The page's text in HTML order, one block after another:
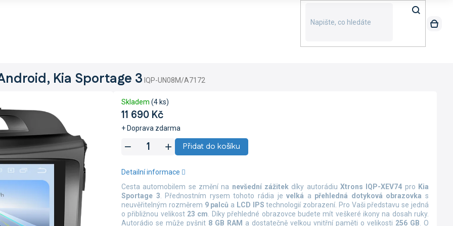
Kia Sportage 3 IQP-UN08M/A7172
11 690 Kč
+ Doprava zdarma
Skladem (4 ks)
Přidat do košíku
Cesta automobilem se změní na nevšední zážitek díky autorádiuXtrons IQP-XEV74 pro Kia
Sportage 3 . Přednostním rysem tohoto rádia jevelká a přehledná dotyková obrazovka s
neuvěřitelným rozměrem 9 palců a LCD IPStechnologií zobrazení. Pro Vaši představu se jedná
o přibližnou velikost 23 cm . Díky přehledné obrazovce budete mít veškeré ikony na dosah ruky.
Autorádio se může pyšnit 8 GB RAM a dostatečně velkou vnitřní paměti o velikosti 256 GB . O
Detailní informace